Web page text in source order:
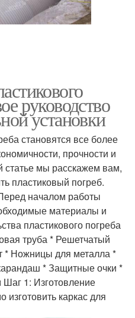
руководство
установки
становятся все более
прочности и
статье мы расскажем вам,
пластиковый погреб.
началом работы
материалы и
пластикового погреба
труба * Решетчатый
* Ножницы для металла *
* Защитные очки *
1: Изготовление
изготовить каркас для